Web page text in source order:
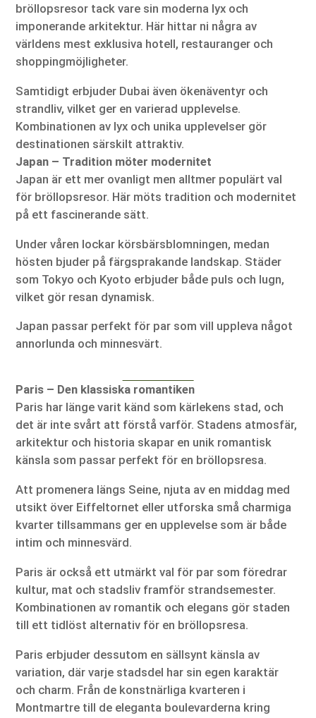
bröllopsresor tack vare sin moderna lyx och
imponerande arkitektur. Här hittar ni några av
världens mest exklusiva hotell, restauranger och
shoppingmöjligheter.
Samtidigt erbjuder Dubai även ökenäventyr och
strandliv, vilket ger en varierad upplevelse.
Kombinationen av lyx och unika upplevelser gör
destinationen särskilt attraktiv.
Japan – Tradition möter modernitet
Japan är ett mer ovanligt men alltmer populärt val
för bröllopsresor. Här möts tradition och modernitet
på ett fascinerande sätt.
Under våren lockar körsbärsblomningen, medan
hösten bjuder på färgsprakande landskap. Städer
som Tokyo och Kyoto erbjuder både puls och lugn,
vilket gör resan dynamisk.
Japan passar perfekt för par som vill uppleva något
annorlunda och minnesvärt.
Paris – Den klassiska romantiken
Paris har länge varit känd som kärlekens stad, och
det är inte svårt att förstå varför. Stadens atmosfär,
arkitektur och historia skapar en unik romantisk
känsla som passar perfekt för en bröllopsresa.
Att promenera längs Seine, njuta av en middag med
utsikt över Eiffeltornet eller utforska små charmiga
kvarter tillsammans ger en upplevelse som är både
intim och minnesvärd.
Paris är också ett utmärkt val för par som föredrar
kultur, mat och stadsliv framför strandsemester.
Kombinationen av romantik och elegans gör staden
till ett tidlöst alternativ för en bröllopsresa.
Paris erbjuder dessutom en sällsynt känsla av
variation, där varje stadsdel har sin egen karaktär
och charm. Från de konstnärliga kvarteren i
Montmartre till de eleganta boulevarderna kring